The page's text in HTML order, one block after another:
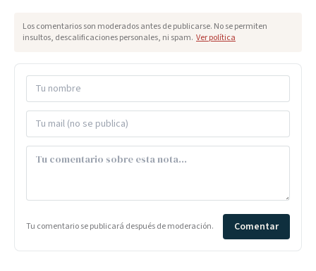
Los comentarios son moderados antes de publicarse. No se permiten
insultos, descalificaciones personales, ni spam. Ver política
Tu comentario se publicará después de moderación. Comentar